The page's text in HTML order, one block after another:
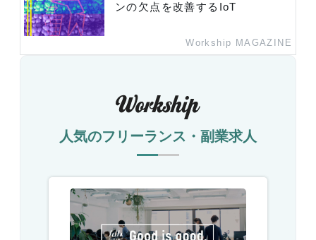
ンの欠点を改善するIoT
Workship MAGAZINE
人気のフリーランス・副業求人